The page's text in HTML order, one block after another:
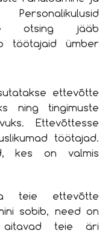
otsing jääb
töötajaid ümber
ettevõtte
ning tingimuste
Ettevõttesse
töötajad.
kes on valmis
teie ettevõtte
sobib, need on
aitavad teie äri